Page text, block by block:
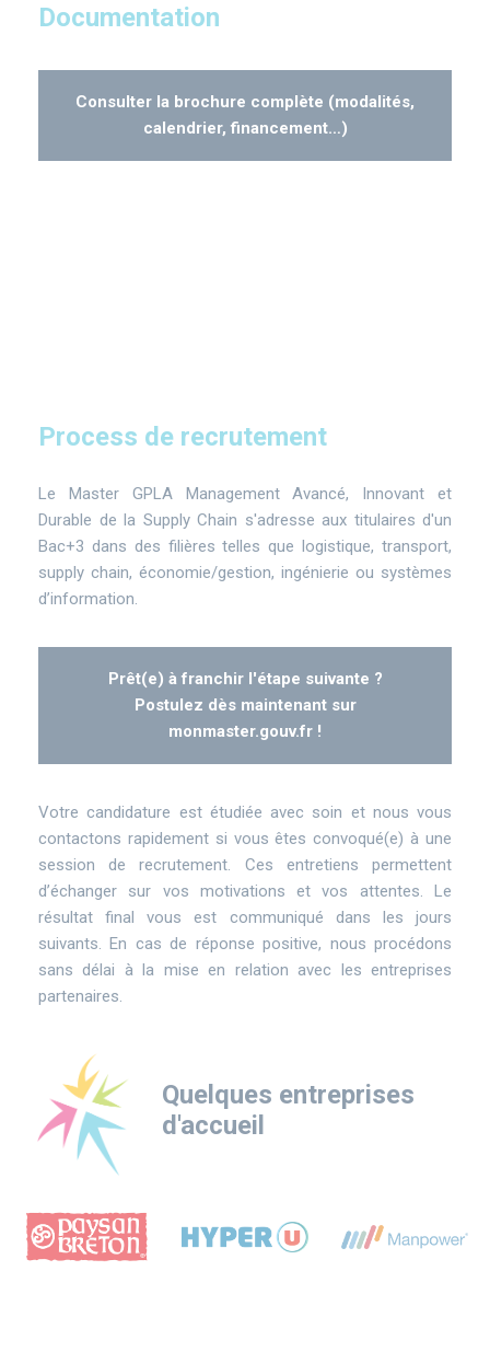
Documentation
Consulter la brochure complète (modalités,
calendrier, financement…)
Process de recrutement
Le Master GPLA Management Avancé, Innovant et
Durable de la Supply Chain s'adresse aux titulaires d'un
Bac+3 dans des filières telles que logistique, transport,
supply chain, économie/gestion, ingénierie ou systèmes
d’information.
Prêt(e) à franchir l'étape suivante ?
Postulez dès maintenant sur
monmaster.gouv.fr !
Votre candidature est étudiée avec soin et nous vous
contactons rapidement si vous êtes convoqué(e) à une
session de recrutement. Ces entretiens permettent
d’échanger sur vos motivations et vos attentes. Le
résultat final vous est communiqué dans les jours
suivants. En cas de réponse positive, nous procédons
sans délai à la mise en relation avec les entreprises
partenaires.
Quelques entreprises
d'accueil